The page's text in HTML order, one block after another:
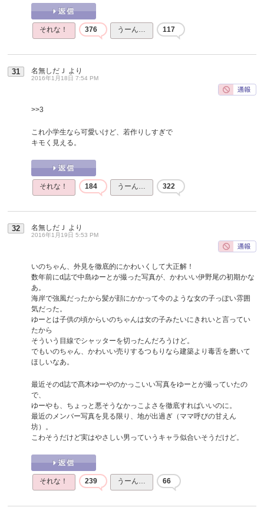
それな！ 376 うーん… 117
31 名無しだＪ より
2016年1月18日 7:54 PM
>>3
これ小学生なら可愛いけど、若作りしすぎで
キモく見える。
それな！ 184 うーん… 322
32 名無しだＪ より
2016年1月19日 5:53 PM
いのちゃん、外見を徹底的にかわいくして大正解！
数年前にd誌で中島ゆーとが撮った写真が、かわいい伊野尾の初期かな
あ。
海岸で強風だったから髪が顔にかかって今のような女の子っぽい雰囲
気だった。
ゆーとは子供の頃からいのちゃんは女の子みたいにきれいと言ってい
たから
そういう目線でシャッターを切ったんだろうけど。
でもいのちゃん、かわいい売りするつもりなら建築より毒舌を磨いて
ほしいなあ。
最近そのd誌で髙木ゆーやのかっこいい写真をゆーとが撮っていたの
で、
ゆーやも、ちょっと悪そうなかっこよさを徹底すればいいのに。
最近のメンバー写真を見る限り、地が出過ぎ（ママ呼びの甘えん
坊）。
こわそうだけど実はやさしい男っていうキャラ似合いそうだけど。
それな！ 239 うーん… 66